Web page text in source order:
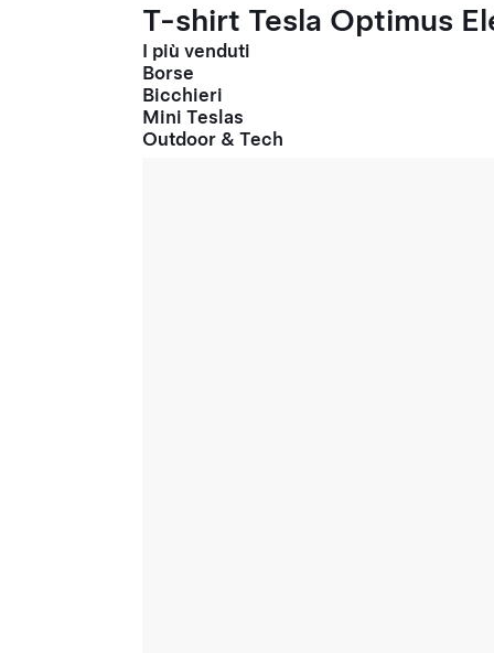
T-shirt Tesla Optimus
I più venduti
Borse
Bicchieri
Mini Teslas
Outdoor & Tech